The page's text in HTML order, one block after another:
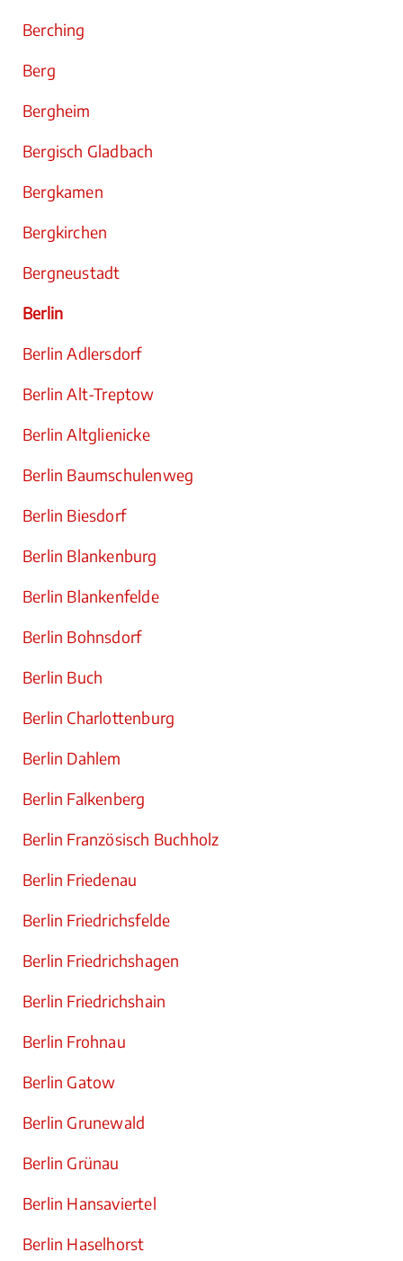
Berching
Berg
Bergheim
Bergisch Gladbach
Bergkamen
Bergkirchen
Bergneustadt
Berlin
Berlin Adlersdorf
Berlin Alt-Treptow
Berlin Altglienicke
Berlin Baumschulenweg
Berlin Biesdorf
Berlin Blankenburg
Berlin Blankenfelde
Berlin Bohnsdorf
Berlin Buch
Berlin Charlottenburg
Berlin Dahlem
Berlin Falkenberg
Berlin Französisch Buchholz
Berlin Friedenau
Berlin Friedrichsfelde
Berlin Friedrichshagen
Berlin Friedrichshain
Berlin Frohnau
Berlin Gatow
Berlin Grunewald
Berlin Grünau
Berlin Hansaviertel
Berlin Haselhorst